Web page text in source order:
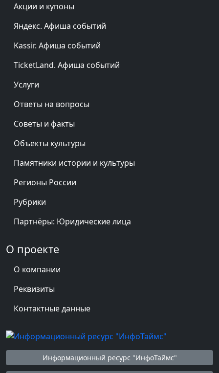
Акции и купоны
Яндекс. Афиша событий
Kassir. Афиша событий
TicketLand. Афиша событий
Услуги
Ответы на вопросы
Советы и факты
Объекты культуры
Памятники истории и культуры
Регионы России
Рубрики
Партнёры: Юридические лица
О проекте
О компании
Реквизиты
Контактные данные
Информационный ресурс "ИнфоТаймс"